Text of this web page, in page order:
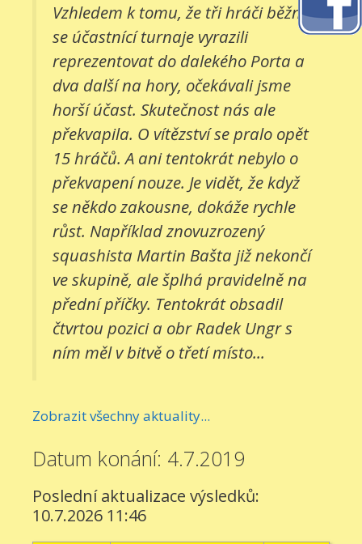
Vzhledem k tomu, že tři hráči běžně
se účastnící turnaje vyrazili
reprezentovat do dalekého Porta a
dva další na hory, očekávali jsme
horší účast. Skutečnost nás ale
překvapila. O vítězství se pralo opět
15 hráčů. A ani tentokrát nebylo o
překvapení nouze. Je vidět, že když
se někdo zakousne, dokáže rychle
růst. Například znovuzrozený
squashista Martin Bašta již nekončí
ve skupině, ale šplhá pravidelně na
přední příčky. Tentokrát obsadil
čtvrtou pozici a obr Radek Ungr s
ním měl v bitvě o třetí místo...
Zobrazit všechny aktuality...
Datum konání: 4.7.2019
Poslední aktualizace výsledků:
10.7.2026 11:46